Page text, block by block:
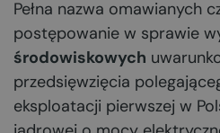
Pełna nazwa omawianych
postępowanie w sprawie
środowiskowych
przedsięwzięcia
eksploatacji pierwszej w